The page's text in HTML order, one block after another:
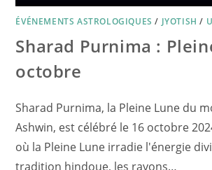
ÉVÉNEMENTS ASTROLOGIQUES / JYOTISH /
Sharad Purnima :
octobre
Sharad Purnima, la Pleine Lune du
Ashwin, est célébré le 16 octobre
où la Pleine Lune irradie l'énergie
tradition hindoue, les rayons…